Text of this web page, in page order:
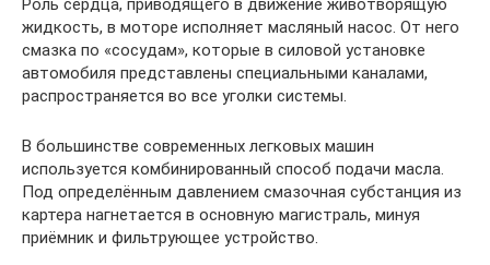
жидкость, в моторе исполняет масляный насос. От него
смазка по «сосудам», которые в силовой установке
автомобиля представлены специальными каналами,
распространяется во все уголки системы.
В большинстве современных легковых машин
используется комбинированный способ подачи масла.
Под определённым давлением смазочная субстанция из
картера нагнетается в основную магистраль, минуя
приёмник и фильтрующее устройство.